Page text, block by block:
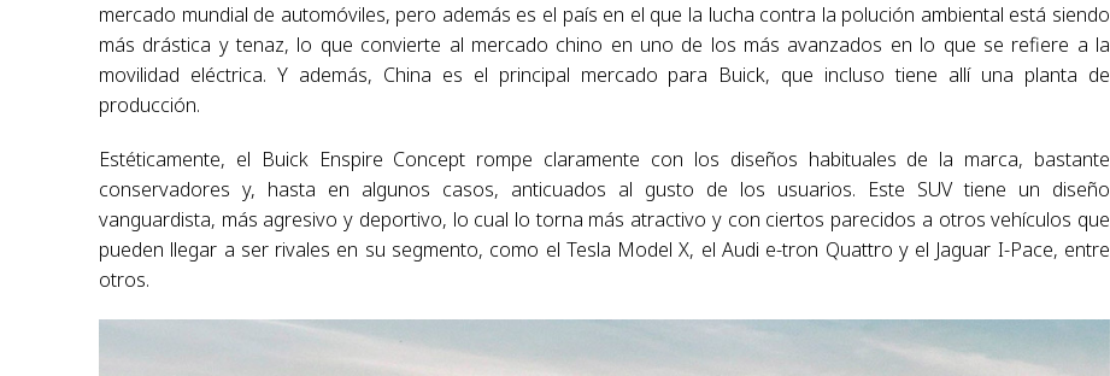
mercado mundial de automóviles, pero además es el país en el que la lucha contra la polución ambiental está siendo
más drástica y tenaz, lo que convierte al mercado chino en uno de los más avanzados en lo que se refiere a la
movilidad eléctrica. Y además, China es el principal mercado para Buick, que incluso tiene allí una planta de
producción.
Estéticamente, el Buick Enspire Concept rompe claramente con los diseños habituales de la marca, bastante
conservadores y, hasta en algunos casos, anticuados al gusto de los usuarios. Este SUV tiene un diseño
vanguardista, más agresivo y deportivo, lo cual lo torna más atractivo y con ciertos parecidos a otros vehículos que
pueden llegar a ser rivales en su segmento, como el Tesla Model X, el Audi e-tron Quattro y el Jaguar I-Pace, entre
otros.